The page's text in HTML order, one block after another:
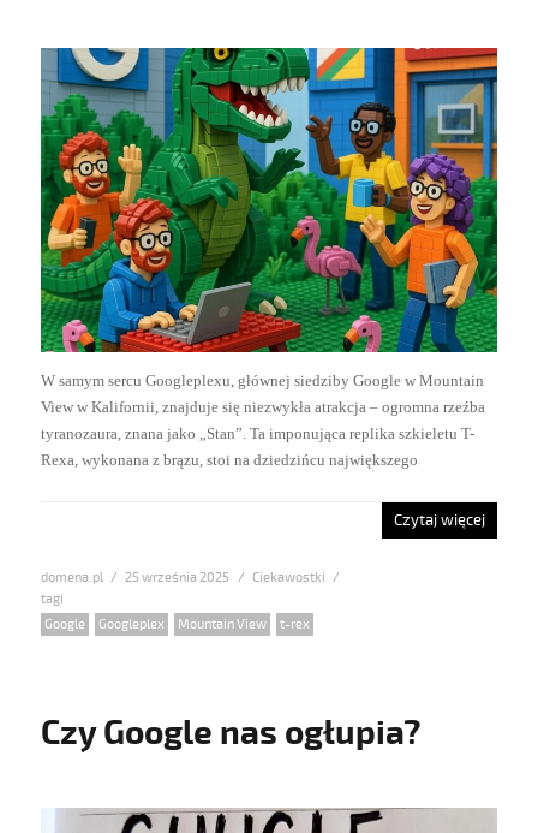
W samym sercu Googleplexu, głównej siedziby Google w Mountain
View w Kalifornii, znajduje się niezwykła atrakcja – ogromna rzeźba
tyranozaura, znana jako „Stan”. Ta imponująca replika szkieletu T-
Rexa, wykonana z brązu, stoi na dziedzińcu największego
Czytaj więcej
domena.pl
Posted
25 września 2025 Categories
Ciekawostki
Tags
Google Googleplex Mountain View t-rex
Czy Google nas ogłupia?